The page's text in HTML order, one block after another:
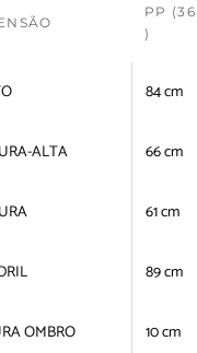
PP (36
)
84 cm
ALTA 66 cm
61 cm
89 cm
OMBRO 10 cm